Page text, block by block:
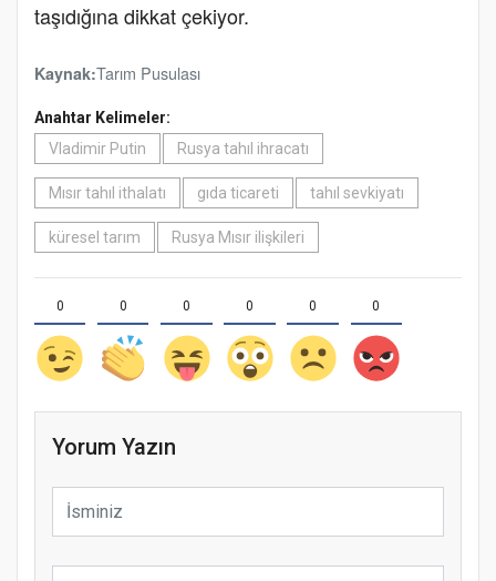
taşıdığına dikkat çekiyor.
Kaynak:Tarım Pusulası
Anahtar Kelimeler:
Vladimir Putin
Rusya tahıl ihracatı
Mısır tahıl ithalatı gıda ticareti tahıl sevkiyatı
küresel tarım Rusya Mısır ilişkileri
0 0 0 0 0 0
Yorum Yazın